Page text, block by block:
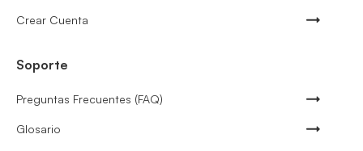
Crear Cuenta
Soporte
Preguntas Frecuentes (FAQ)
Glosario